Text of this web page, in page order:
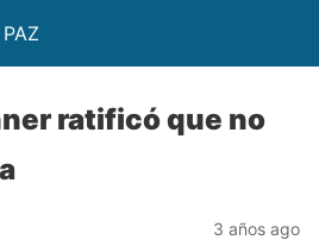
ratificó que no
3 años ago